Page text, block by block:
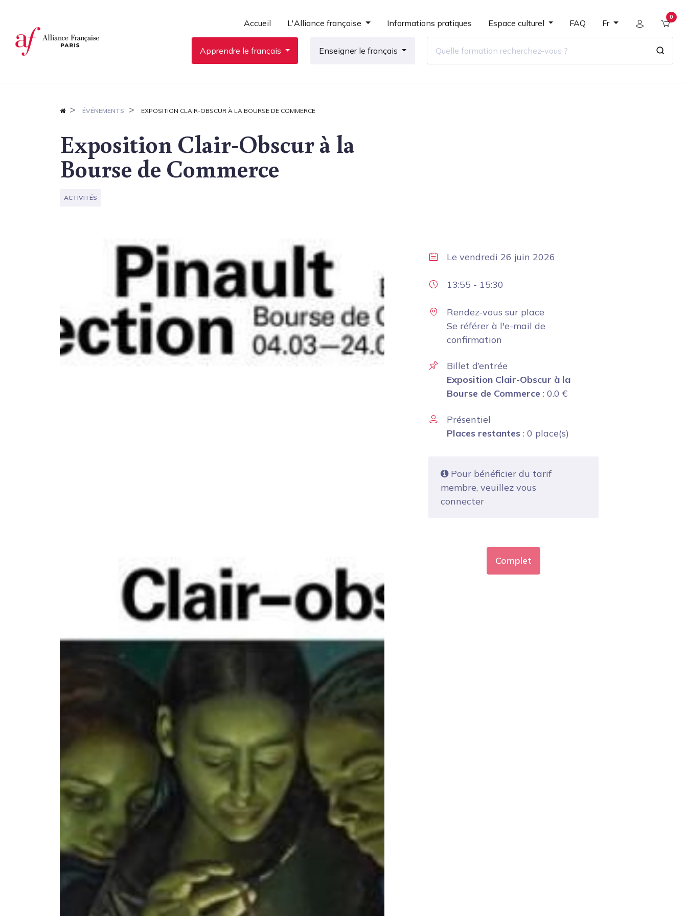
Accueil L'Alliance française Informations pratiques Espace culturel FAQ Fr
0
Apprendre le français Enseigner le français
ÉVÉNEMENTS EXPOSITION CLAIR-OBSCUR À LA BOURSE DE COMMERCE
Exposition Clair-Obscur à la
Bourse de Commerce
ACTIVITÉS
Le vendredi 26 juin 2026
13:55 - 15:30
Rendez-vous sur place
Se référer à l'e-mail de
confirmation
Billet d’entrée
Exposition Clair-Obscur à la
Bourse de Commerce : 0.0 €
Présentiel
Places restantes : 0 place(s)
Pour bénéficier du tarif
membre, veuillez vous
connecter
Complet